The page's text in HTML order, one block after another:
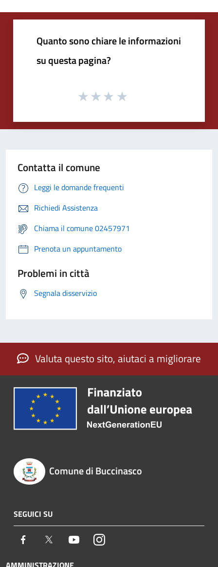
Quanto sono chiare le informazioni
su questa pagina?
Contatta il comune
Leggi le domande frequenti
Richiedi Assistenza
Chiama il comune 02457971
Prenota un appuntamento
Problemi in città
Segnala disservizio
Valuta questo sito, aiutaci a migliorare
Comune di Buccinasco
SEGUICI SU
Facebook Twitter YoutubeInstagram